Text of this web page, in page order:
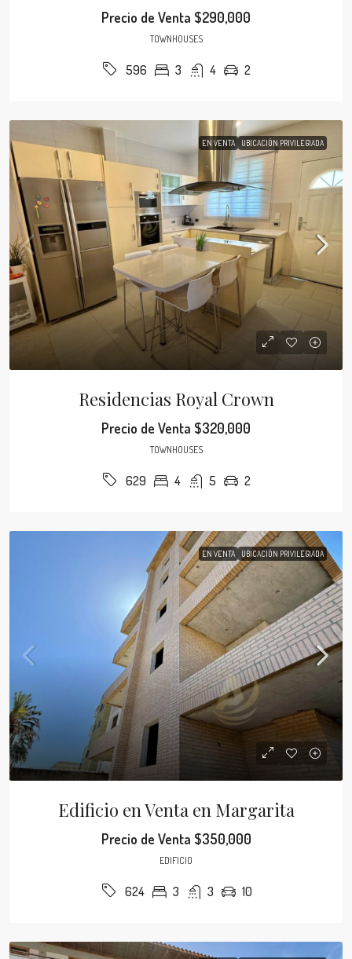
Precio de Venta $290,000
TOWNHOUSES
596 3 4 2
EN VENTA UBICACIÓN PRIVILEGIADA
Residencias Royal Crown
Precio de Venta $320,000
TOWNHOUSES
629 4 5 2
EN VENTA UBICACIÓN PRIVILEGIADA
Edificio en Venta en Margarita
Precio de Venta $350,000
EDIFICIO
624 3 3 10